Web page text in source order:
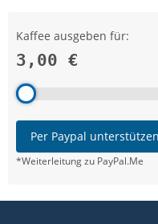
Kaffee ausgeben für:
3,00 €
Per Paypal
*Weiterleitung zu PayPal.Me